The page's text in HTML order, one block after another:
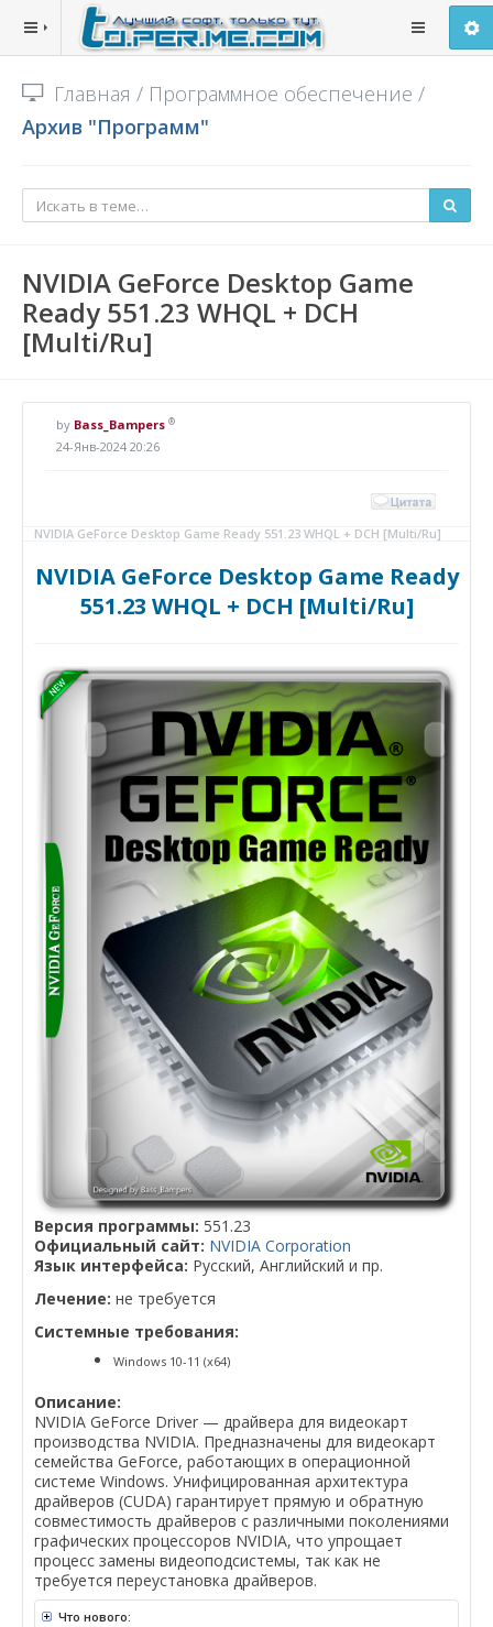
Главная / Программное обеспечение /
Архив "Программ"
NVIDIA GeForce Desktop Game
Ready 551.23 WHQL + DCH
[Multi/Ru]
by Bass_Bampers ®
24-Янв-2024 20:26
NVIDIA GeForce Desktop Game Ready 551.23 WHQL + DCH [Multi/Ru]
NVIDIA GeForce Desktop Game Ready
551.23 WHQL + DCH [Multi/Ru]
Версия программы: 551.23
Официальный сайт: NVIDIA Corporation
Язык интерфейса: Русский, Английский и пр.
Лечение: не требуется
Системные требования:
Windows 10-11 (x64)
Описание:
NVIDIA GeForce Driver — драйвера для видеокарт
производства NVIDIA. Предназначены для видеокарт
семейства GeForce, работающих в операционной
системе Windows. Унифицированная архитектура
драйверов (CUDA) гарантирует прямую и обратную
совместимость драйверов с различными поколениями
графических процессоров NVIDIA, что упрощает
процесс замены видеоподсистемы, так как не
требуется переустановка драйверов.
Что нового: